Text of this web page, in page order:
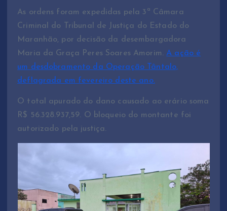
As ordens foram expedidas pela 3ª Câmara
Criminal do Tribunal de Justiça do Estado do
Maranhão, por decisão da desembargadora
Maria da Graça Peres Soares Amorim.A ação é
um desdobramento da Operação Tântalo,
deflagrada em fevereiro deste ano.
O total apurado do dano causado ao erário soma
R$ 56.328.937,59. O bloqueio do montante foi
autorizado pela justiça.